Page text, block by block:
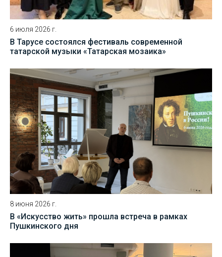
6 июля 2026 г.
В Тарусе состоялся фестиваль современной
татарской музыки «Татарская мозаика»
8 июня 2026 г.
В «Искусство жить» прошла встреча в рамках
Пушкинского дня